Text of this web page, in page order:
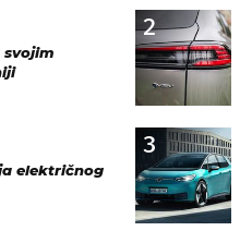
2
svojim
3
električnog